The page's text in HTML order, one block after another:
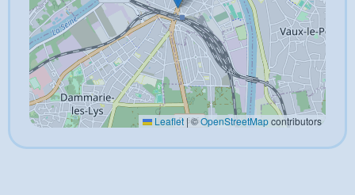
Leaflet |©OpenStreetMapcontributors